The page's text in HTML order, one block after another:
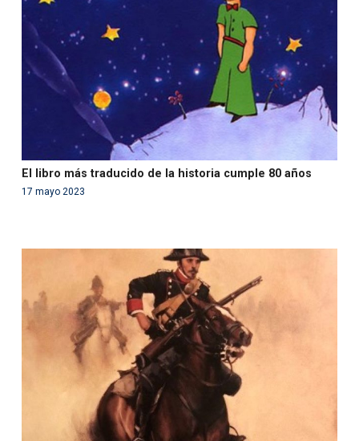
/var/www/acami.es/wp-
content/themes/fundcami/page-publicaciones.php
on line99
El libro más traducido de la historia cumple 80 años
17 mayo 2023
: Use of undefined constant php - assumed
'php' (this will throw an Error in a future version of PHP)
in/var/www/acami.es/wp-
content/themes/fundcami/page-publicaciones.php
on line
99